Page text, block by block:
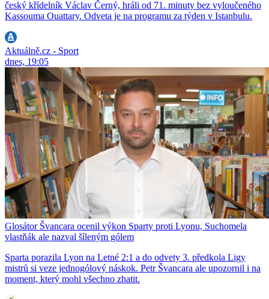
český křídelník Václav Černý, hráli od 71. minuty bez vyloučeného
Kassouma Ouattary. Odveta je na programu za týden v Istanbulu.
Aktuálně.cz - Sport
dnes, 19:05
Glosátor Švancara ocenil výkon Sparty proti Lyonu, Suchomela
vlastňák ale nazval šíleným gólem
Sparta porazila Lyon na Letné 2:1 a do odvety 3. předkola Ligy
mistrů si veze jednogólový náskok. Petr Švancara ale upozornil i na
moment, který mohl všechno zhatit.